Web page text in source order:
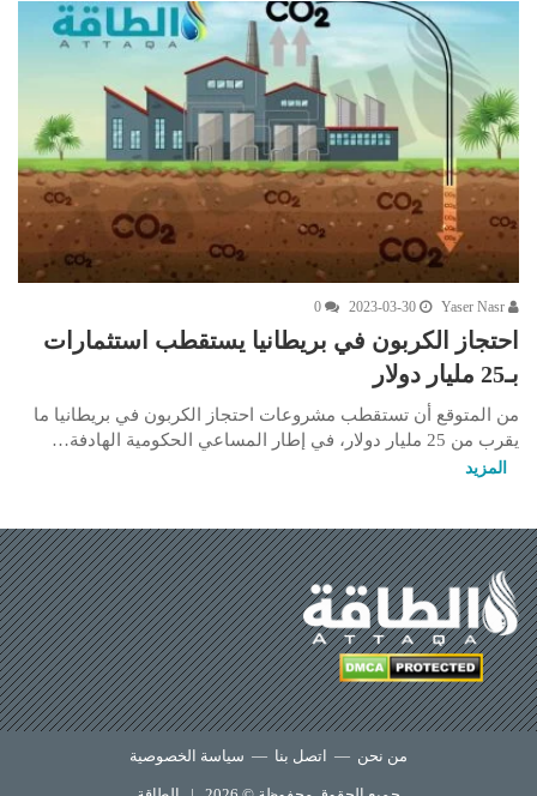
2023-03-30
0
احتجاز الكربون في بريطانيا يستقطب استثمارات
بـ25 مليار دولار
من المتوقع أن تستقطب مشروعات احتجاز الكربون في بريطانيا ما
يقرب من 25 مليار دولار، في إطار المساعي الحكومية الهادفة…
المزيد
من نحن — اتصل بنا — سياسة الخصوصية